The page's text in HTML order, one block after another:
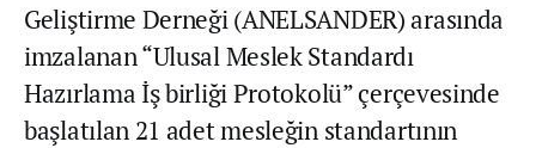
Geliştirme Derneği (ANELSANDER) arasında
imzalanan “Ulusal Meslek Standardı
Hazırlama İş birliği Protokolü” çerçevesinde
başlatılan 21 adet mesleğin standartının